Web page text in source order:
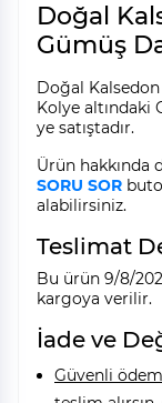
Doğal
Gümüş
Doğal
Kolye altındaki
ye satıştadır.
Ürün hakkında
SORU SOR
alabilirsiniz.
Teslimat
Bu ürün 9/8/
kargoya verilir.
İade ve
Güvenli